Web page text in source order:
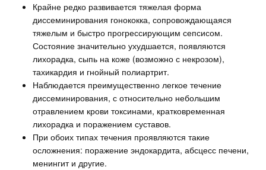
Крайне редко развивается тяжелая форма
диссеминирования гонококка, сопровождающаяся
тяжелым и быстро прогрессирующим сепсисом.
Состояние значительно ухудшается, появляются
лихорадка, сыпь на коже (возможно с некрозом),
тахикардия и гнойный полиартрит.
Наблюдается преимущественно легкое течение
диссеминирования, с относительно небольшим
отравлением крови токсинами, кратковременная
лихорадка и поражением суставов.
При обоих типах течения проявляются такие
осложнения: поражение эндокардита, абсцесс печени,
менингит и другие.